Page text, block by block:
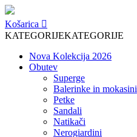
Košarica
KATEGORIJEKATEGORIJE
Nova Kolekcija 2026
Obutev
Superge
Balerinke in mokasini
Petke
Sandali
Natikači
Nerogiardini